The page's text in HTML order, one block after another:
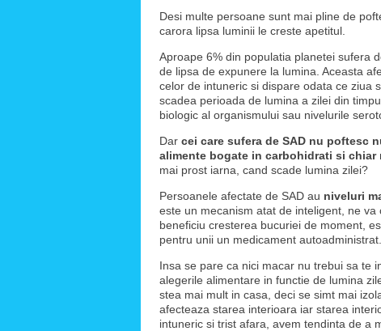
Desi multe persoane sunt mai pline de
carora lipsa luminii le creste apetitul.
Aproape 6% din populatia planetei sufera
de lipsa de expunere la lumina. Aceasta
celor de intuneric si dispare odata ce ziua
scadea perioada de lumina a zilei din
biologic al organismului sau nivelurile
Dar cei care sufera de SAD nu poftesc
alimente bogate in carbohidrati si chiar
mai prost iarna, cand scade lumina zilei?
Persoanele afectate de SAD au niveluri
este un mecanism atat de inteligent, ne
beneficiu cresterea bucuriei de moment,
pentru unii un medicament autoadministrat.
Insa se pare ca nici macar nu trebui sa te
alegerile alimentare in functie de lumina
stea mai mult in casa, deci se simt mai
afecteaza starea interioara iar starea
intuneric si trist afara, avem tendinta de a